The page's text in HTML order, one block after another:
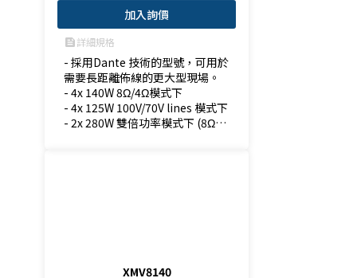
加入詢價
feed詳細規格
- 採用Dante 技術的型號，可用於
需要長距離佈線的更大型現場。
- 4x 140W 8Ω/4Ω模式下
- 4x 125W 100V/70V lines 模式下
- 2x 280W 雙倍功率模式下 (8Ω/4
XMV8140